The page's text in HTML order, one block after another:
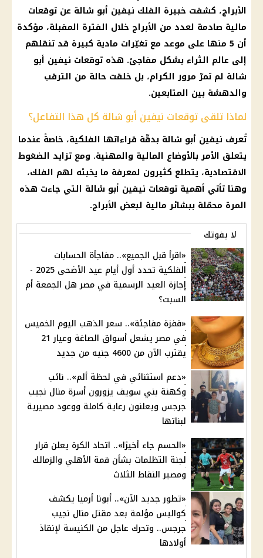
الأبراج، كشفت خبيرة الفلك نيفين أبو شالة عن توقعات
مالية صادمة لعدد من الأبراج خلال الفترة المقبلة، مؤكدة
أن 5 منها على موعد مع تغيّرات مادية كبيرة قد تنقلهم
إلى عالم الثراء بشكل مفاجئ. هذه توقعات نيفين أبو
شالة لم تمرّ مرور الكرام، بل خلقت حالة من الترقب
والدهشة بين المتابعين.
لماذا تلقى توقعات نيفين أبو شالة كل هذا التفاعل؟
تُعرف نيفين أبو شالة بدقّة قراءاتها الفلكية، خاصةً عندما
يتعلق الأمر بالأوضاع المالية والمهنية. ومع تزايد الضغوط
الاقتصادية، يتطلع كثيرون لمعرفة ما يخبئه لهم الفلك،
وهنا تأتي أهمية توقعات نيفين أبو شالة التي جاءت هذه
المرة محمّلة ببشائر مالية لبعض الأبراج.
لا يفوتك
«اقرأ قبل الجميع».. مفاجأة الحسابات
الفلكية تحدد أول أيام عيد الأضحى 2025 -
إجازة العيد الرسمية في مصر هل الجمعة أم
السبت؟
«قفزة مفاجئة».. سعر الذهب اليوم الخميس
في مصر يشعل أسواق الصاغة وعيار 21
يقترب الآن من 4600 جنيه من جديد
«دعم استثنائي في لحظة ألم».. نائب
وكهنة بني سويف يزورون أسرة منال نجيب
جرجس ويعلنون رعاية كاملة ووعود مصيرية
لبناتها
«الحسم جاء أخيرًا».. اتحاد الكرة يعلن قرار
لجنة التظلمات بشأن قمة الأهلي والزمالك
ومصير النقاط الثلاث
«تطور جديد الآن».. أبونا أرميا يكشف
كواليس مؤلمة بعد مقتل منال نجيب
جرجس.. وتحرك عاجل من الكنيسة لإنقاذ
أولادها